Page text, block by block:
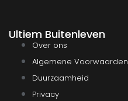
Ultiem Buitenleven
Over ons
Algemene Voorwaarden
Duurzaamheid
Privacy